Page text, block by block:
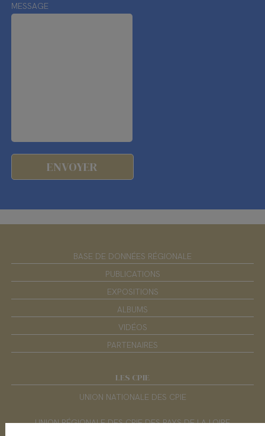
MESSAGE
BASE DE DONNÉES RÉGIONALE
PUBLICATIONS
EXPOSITIONS
ALBUMS
VIDÉOS
PARTENAIRES
LES CPIE
UNION NATIONALE DES CPIE
UNION RÉGIONALE DES CPIE DES PAYS DE LA LOIRE